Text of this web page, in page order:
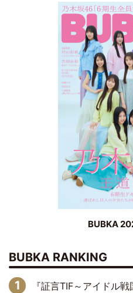
BUBKA
BUBKA RANKING
『証言TIF～アイドル戦国時代とはなんだったのか～』第6回：でんぱ組.inc・古川未鈴×相沢梨紗「